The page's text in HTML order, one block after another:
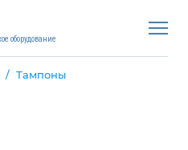
оборудование
Тампоны